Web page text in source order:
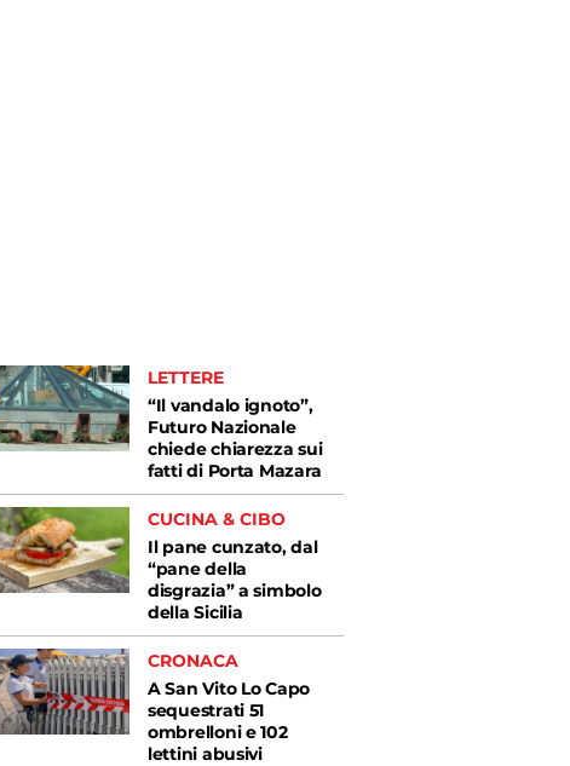
LETTERE
“Il vandalo ignoto”,
Futuro Nazionale
chiede chiarezza sui
fatti di Porta Mazara
CUCINA & CIBO
Il pane cunzato, dal
“pane della
disgrazia” a simbolo
della Sicilia
CRONACA
A San Vito Lo Capo
sequestrati 51
ombrelloni e 102
lettini abusivi